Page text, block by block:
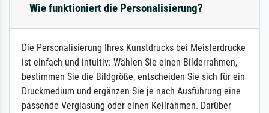
Wie funktioniert die Personalisierung?
Die Personalisierung Ihres Kunstdrucks bei Meisterdrucke
ist einfach und intuitiv: Wählen Sie einen Bilderrahmen,
bestimmen Sie die Bildgröße, entscheiden Sie sich für ein
Druckmedium und ergänzen Sie je nach Ausführung eine
passende Verglasung oder einen Keilrahmen. Darüber